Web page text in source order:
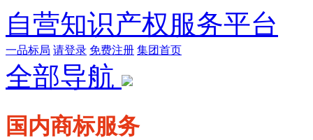
自营知识产权服务平台
一品标局 请登录 免费注册 集团首页
全部导航
国内商标服务